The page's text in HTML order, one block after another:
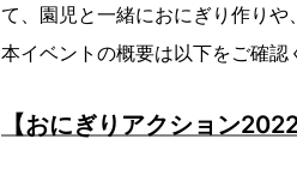
て、園児と一緒におにぎり作りや
本イベントの概要は以下をご確認
【おにぎりアクション